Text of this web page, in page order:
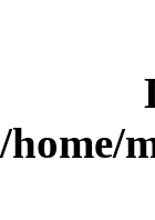
/home/